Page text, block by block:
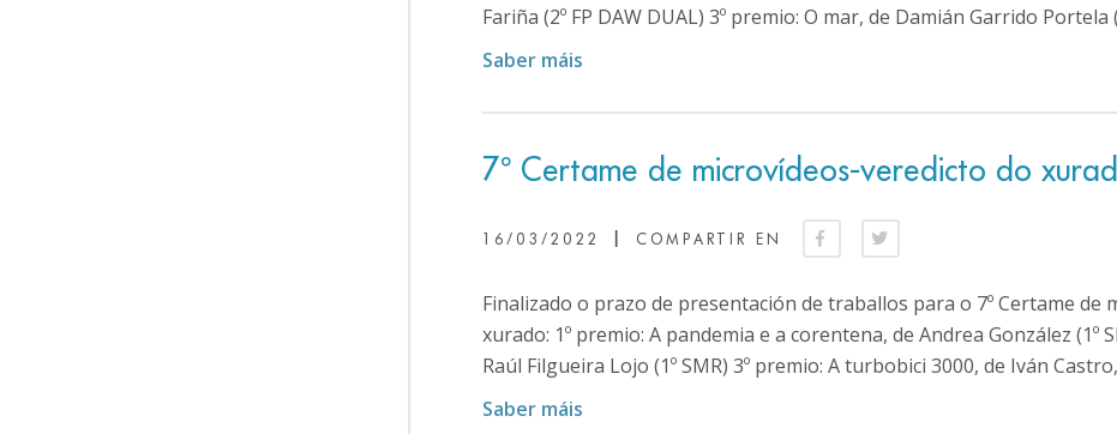
Fariña (2º FP DAW DUAL) 3º premio: O mar, de Damián Garrido Portela
Saber máis
7º Certame de microvídeos-veredicto do
16/03/2022 COMPARTIR EN
Finalizado o prazo de presentación de traballos para o 7º Certame de
xurado: 1º premio: A pandemia e a corentena, de Andrea González (1º
Raúl Filgueira Lojo (1º SMR) 3º premio: A turbobici 3000, de Iván
Saber máis